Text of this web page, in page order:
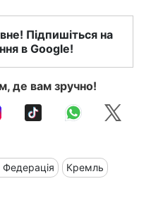
Підпишіться на
в Google!
де вам зручно!
Федерація Кремль